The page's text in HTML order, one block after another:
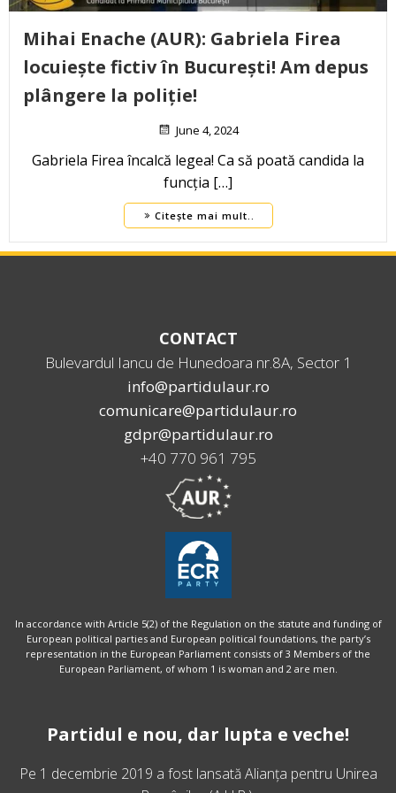
Mihai Enache (AUR): Gabriela Firea
locuiește fictiv în București! Am depus
plângere la poliție!
June 4, 2024
Gabriela Firea încalcă legea! Ca să poată candida la
funcția […]
Citește mai mult..
CONTACT
Bulevardul Iancu de Hunedoara nr.8A, Sector 1
info@partidulaur.ro
comunicare@partidulaur.ro
gdpr@partidulaur.ro
+40 770 961 795
In accordance with Article 5(2) of the Regulation on the statute and funding of
European political parties and European political foundations, the party’s
representation in the European Parliament consists of 3 Members of the
European Parliament, of whom 1 is woman and 2 are men.
Partidul e nou, dar lupta e veche!
Pe 1 decembrie 2019 a fost lansatăAlianța pentru Unirea